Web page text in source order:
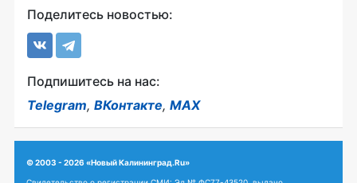
Поделитесь новостью:
Подпишитесь на нас:
Telegram, ВКонтакте, MAX
© 2003 - 2026 «Новый Калининград.Ru»